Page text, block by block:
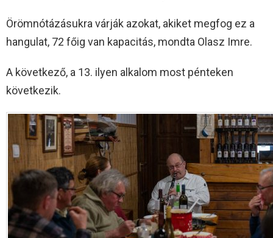
Örömnótázásukra várják azokat, akiket megfog ez a
hangulat, 72 főig van kapacitás, mondta Olasz Imre.
A következő, a 13. ilyen alkalom most pénteken
következik.